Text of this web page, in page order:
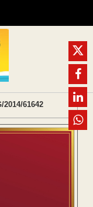
2014/61642